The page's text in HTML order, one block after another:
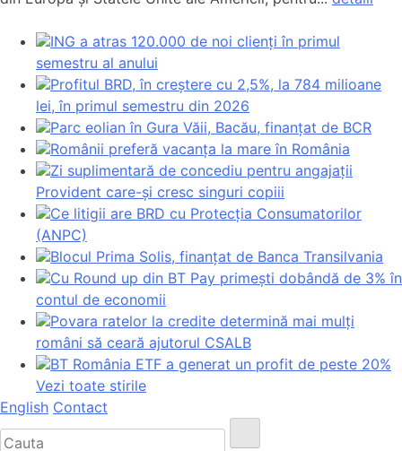
ING a atras 120.000 de noi clienți în primul
semestru al anului
Profitul BRD, în creștere cu 2,5%, la 784 milioane
lei, în primul semestru din 2026
Parc eolian în Gura Văii, Bacău, finanțat de BCR
Românii preferă vacanța la mare în România
Zi suplimentară de concediu pentru angajații
Provident care-și cresc singuri copiii
Ce litigii are BRD cu Protecția Consumatorilor
(ANPC)
Blocul Prima Solis, finanțat de Banca Transilvania
Cu Round up din BT Pay primești dobândă de 3% în
contul de economii
Povara ratelor la credite determină mai mulți
români să ceară ajutorul CSALB
BT România ETF a generat un profit de peste 20%
Vezi toate stirile
English Contact